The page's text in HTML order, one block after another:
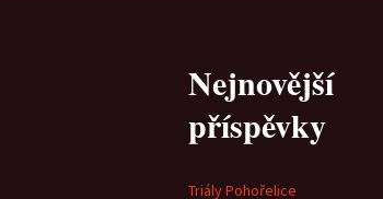
Nejnovější
příspěvky
Triály Pohořelice